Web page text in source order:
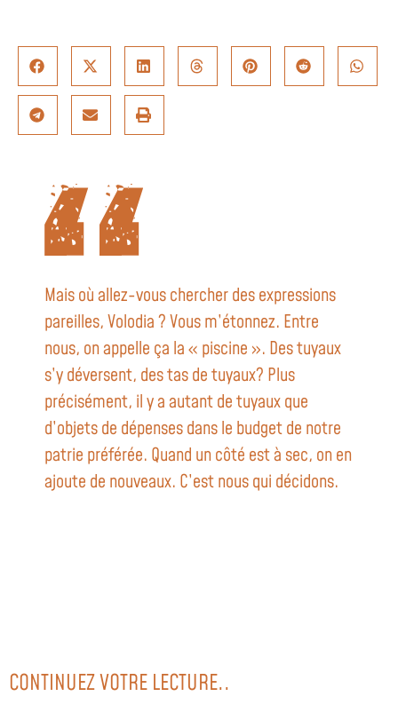
Mais où allez-vous chercher des expressions
pareilles, Volodia ? Vous m’étonnez. Entre
nous, on appelle ça la « piscine ». Des tuyaux
s’y déversent, des tas de tuyaux? Plus
précisément, il y a autant de tuyaux que
d’objets de dépenses dans le budget de notre
patrie préférée. Quand un côté est à sec, on en
ajoute de nouveaux. C’est nous qui décidons.
CONTINUEZ VOTRE LECTURE..